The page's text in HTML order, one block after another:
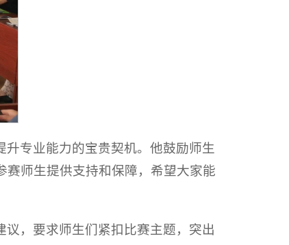
专业能力的宝贵契机。他鼓励师生
师生提供支持和保障，希望大家能
，要求师生们紧扣比赛主题，突出